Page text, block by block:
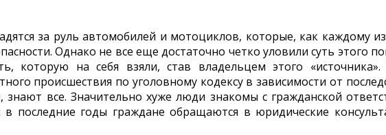
за руль автомобилей и мотоциклов, которые, как каждому
Однако не все еще достаточно четко уловили суть этого
которую на себя взяли, став владельцем этого
происшествия по уголовному кодексу в зависимости от
, знают все. Значительно хуже люди знакомы с гражданской
последние годы граждане обращаются в юридические